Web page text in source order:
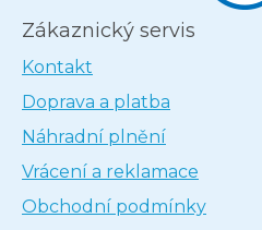
Zákaznický servis
Kontakt
Doprava a platba
Náhradní plnění
Vrácení a reklamace
Obchodní podmínky